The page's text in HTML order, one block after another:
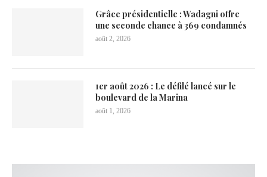
Grâce présidentielle : Wadagni offre
une seconde chance à 369 condamnés
août 2, 2026
1er août 2026 : Le défilé lancé sur le
boulevard de la Marina
août 1, 2026